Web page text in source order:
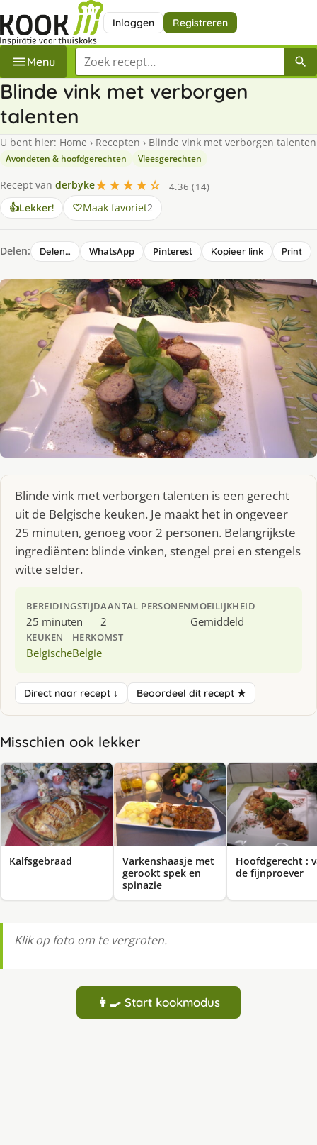
Inloggen Registreren
Menu Zoek een recept
Blinde vink met verborgen
talenten
U bent hier: Home › Recepten › Blinde vink met verborgen talenten
Avondeten & hoofdgerechten Vleesgerechten
Recept van derbyke★★★★☆
4.36 (14)
👍Lekker! Maak favoriet2
Delen: Delen… WhatsApp Pinterest Kopieer link Print
Blinde vink met verborgen talenten is een gerecht
uit de Belgische keuken. Je maakt het in ongeveer
25 minuten, genoeg voor 2 personen. Belangrijkste
ingrediënten: blinde vinken, stengel prei en stengels
witte selder.
BEREIDINGSTIJD
25 minuten
AANTAL PERSONEN
2
MOEILIJKHEID
Gemiddeld
KEUKEN
Belgische
HERKOMST
Belgie
Direct naar recept ↓ Beoordeel dit recept ★
Misschien ook lekker
Kalfsgebraad
Varkenshaasje met
gerookt spek en
spinazie
Hoofdgerecht :
de fijnproever
Klik op foto om te vergroten.
👩‍🍳 Start kookmodus